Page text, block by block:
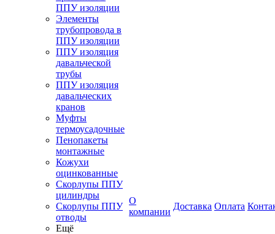
ППУ изоляции
Элементы
трубопровода в
ППУ изоляции
ППУ изоляция
давальческой
трубы
ППУ изоляция
давальческих
кранов
Муфты
термоусадочные
Пенопакеты
монтажные
Кожухи
оцинкованные
Скорлупы ППУ
цилиндры
Скорлупы ППУ
отводы
Ещё
О
компании
Доставка Оплата